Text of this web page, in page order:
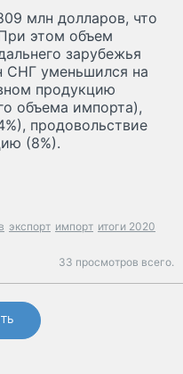
млн долларов, что
этом объем
зарубежья
СНГ уменьшился на
продукцию
объема импорта),
продовольствие
(8%).
экспорт импорт итоги 2020
33 просмотров всего.